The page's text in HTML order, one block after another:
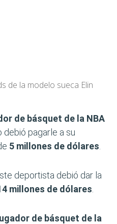
de la modelo sueca Elin
de básquet de la NBA
pagarle a su
5 millones de dólares
deportista debió dar la
millones de dólares
de básquet de la